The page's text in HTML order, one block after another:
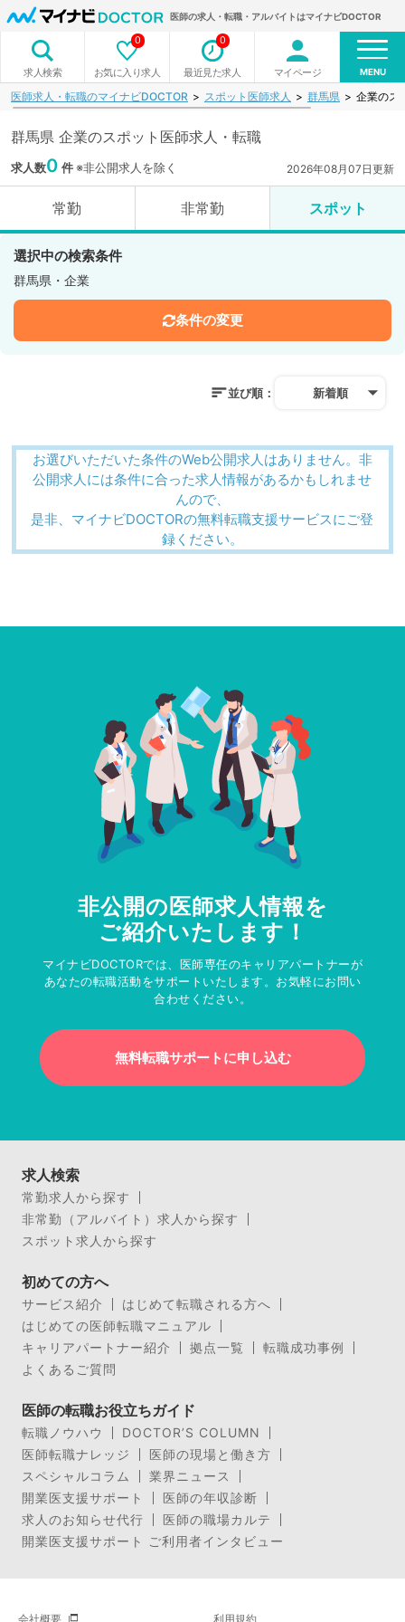
医師の求人・転職・アルバイトはマイナビDOCTOR
求人検索 お気に入り求人
0
最近見た求人
0
マイページ MENU
医師求人・転職のマイナビDOCTOR スポット医師求人 群馬県 企業のス
群馬県 企業のスポット医師求人・転職
求人数0 件※非公開求人を除く 2026年08月07日更新
常勤 非常勤 スポット
選択中の検索条件
群馬県・企業
条件の変更
並び順： 新着順
お選びいただいた条件のWeb公開求人はありません。非
公開求人には条件に合った求人情報があるかもしれませ
んので、
是非、マイナビDOCTORの無料転職支援サービスにご登
録ください。
非公開の医師求人情報を
ご紹介いたします！
マイナビDOCTORでは、医師専任のキャリアパートナーが
あなたの転職活動をサポートいたします。お気軽にお問い
合わせください。
無料転職サポートに申し込む
求人検索
常勤求人から探す
非常勤（アルバイト）求人から探す
スポット求人から探す
初めての方へ
サービス紹介
はじめて転職される方へ
はじめての医師転職マニュアル
キャリアパートナー紹介
拠点一覧
転職成功事例
よくあるご質問
医師の転職お役立ちガイド
転職ノウハウ
DOCTOR’S COLUMN
医師転職ナレッジ
医師の現場と働き方
スペシャルコラム
業界ニュース
開業医支援サポート
医師の年収診断
求人のお知らせ代行
医師の職場カルテ
開業医支援サポート ご利用者インタビュー
会社概要 利用規約